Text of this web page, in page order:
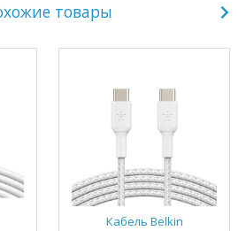
товары
Кабель Belkin